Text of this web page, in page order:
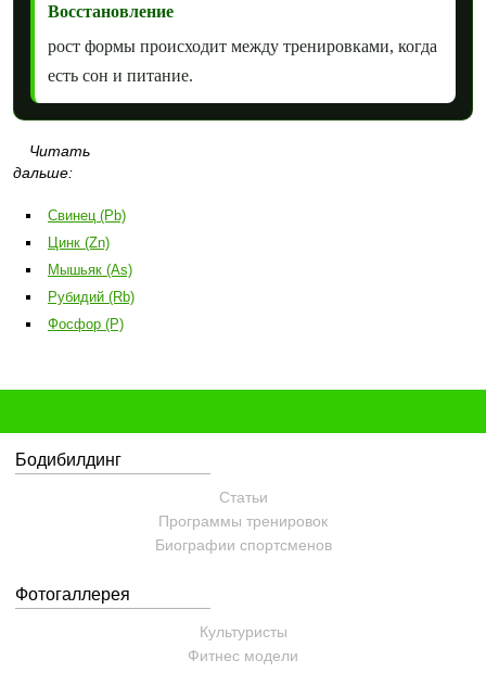
Восстановление
рост формы происходит между тренировками, когда
есть сон и питание.
Читать
дальше:
Свинец (Pb)
Цинк (Zn)
Мышьяк (As)
Рубидий (Rb)
Фосфор (P)
Бодибилдинг
Статьи
Программы тренировок
Биографии спортсменов
Фотогаллерея
Культуристы
Фитнес модели